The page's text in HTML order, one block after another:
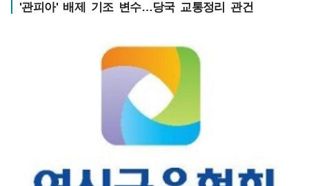
'관피아' 배제 기조 변수…당국 교통정리 관건